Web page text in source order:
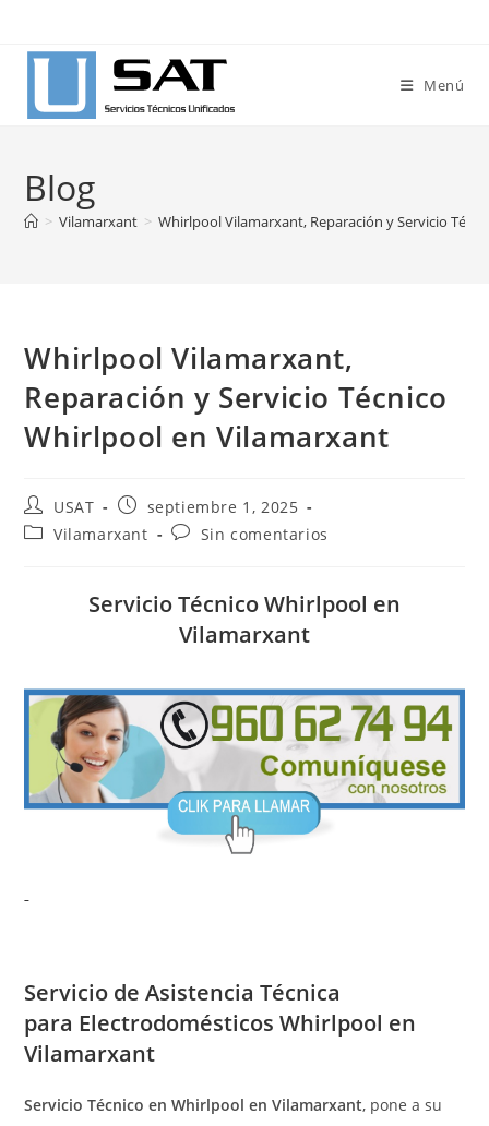
contenido
Menú
Blog
> Vilamarxant > Whirlpool Vilamarxant, Reparación y Servicio
Whirlpool Vilamarxant,
Reparación y Servicio Técnico
Whirlpool en Vilamarxant
Autor
de
la
USAT
Publicación
la
septiembre 1, 2025
Categoría
entrada:
Vilamarxant
Comentarios
entrada:
Sin comentarios
Servicio Técnico Whirlpool en
Vilamarxant
Servicio de Asistencia Técnica
para Electrodomésticos Whirlpool en
Vilamarxant
Servicio Técnico en Whirlpool en Vilamarxant, pone a su